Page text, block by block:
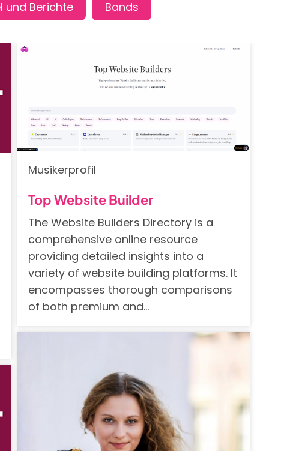
Musikerprofil
Top Website Builder
The Website Builders Directory is a
comprehensive online resource
providing detailed insights into a
variety of website building platforms. It
encompasses thorough comparisons
of both premium and…